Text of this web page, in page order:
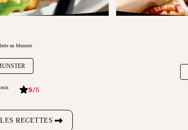
au Munster
5/5
RECETTES